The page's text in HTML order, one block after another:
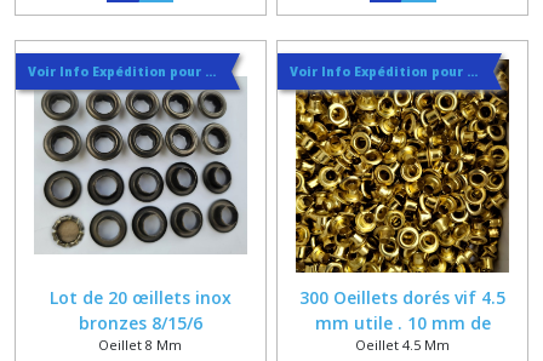
Voir Info Expédition pour Régler les Frais de Port au Meilleur Prix , En haut d'ecran à Droite
Lot de 20 œillets inox
bronzes 8/15/6
Oeillet 8 Mm
Voir Info Expédition pour Régler les Frais de Port au Meilleur Prix , En haut d'ecran à Droite
300 Oeillets dorés vif 4.5
mm utile . 10 mm de
diametre x 5.5 mm d
Oeillet 4.5 Mm